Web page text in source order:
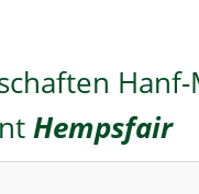
Hempsfair